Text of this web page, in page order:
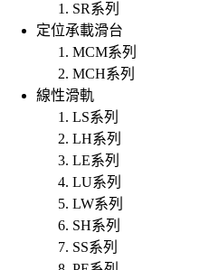
SR系列
定位承載滑台
MCM系列
MCH系列
線性滑軌
LS系列
LH系列
LE系列
LU系列
LW系列
SH系列
SS系列